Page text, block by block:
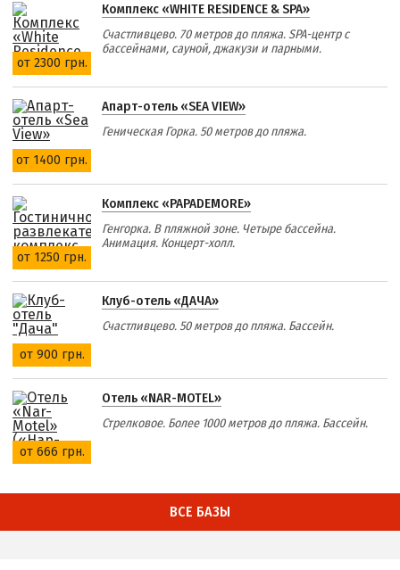
от 2300 грн.
Комплекс «WHITE RESIDENCE & SPA»
Счастливцево. 70 метров до пляжа. SPA-центр с
бассейнами, сауной, джакузи и парными.
от 1400 грн.
Апарт-отель «SEA VIEW»
Геническая Горка. 50 метров до пляжа.
от 1250 грн.
Комплекс «PAPADEMORE»
Генгорка. В пляжной зоне. Четыре бассейна.
Анимация. Концерт-холл.
от 900 грн.
Клуб-отель «ДАЧА»
Счастливцево. 50 метров до пляжа. Бассейн.
от 666 грн.
Отель «NAR-MOTEL»
Стрелковое. Более 1000 метров до пляжа. Бассейн.
ВСЕ БАЗЫ